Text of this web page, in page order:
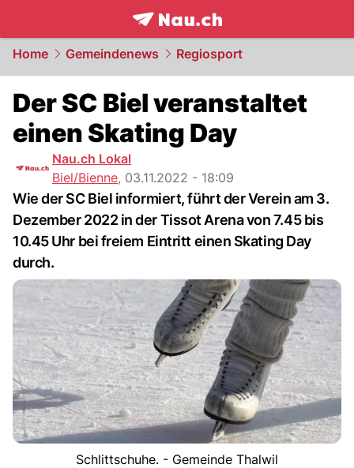
frontpage.NAU.ch
Home Gemeindenews Regiosport
Der SC Biel veranstaltet
einen Skating Day
Nau.ch Lokal
Biel/Bienne, 03.11.2022 - 18:09
Wie der SC Biel informiert, führt der Verein am 3.
Dezember 2022 in der Tissot Arena von 7.45 bis
10.45 Uhr bei freiem Eintritt einen Skating Day
durch.
Schlittschuhe. - Gemeinde Thalwil